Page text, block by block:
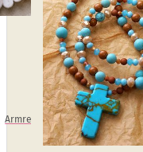
Armreif Ringe